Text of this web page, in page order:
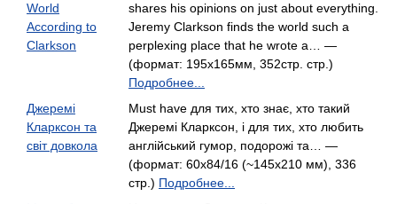
World
According to
Clarkson
shares his opinions on just about everything.
Jeremy Clarkson finds the world such a
perplexing place that he wrote a… —
(формат: 195x165мм, 352стр. стр.)
Подробнее...
Джеремі
Кларксон та
світ довкола
Must have для тих, хто знає, хто такий
Джеремі Кларксон, і для тих, хто любить
англійський гумор, подорожі та… —
(формат: 60х84/16 (~145х210 мм), 336
стр.) Подробнее...